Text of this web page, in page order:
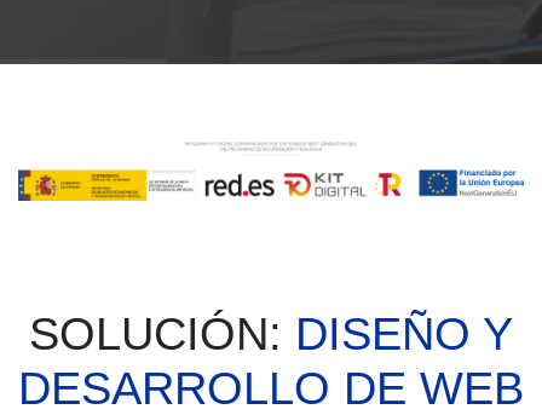
SOLUCIÓN: DISEÑO Y
DESARROLLO DE WEB